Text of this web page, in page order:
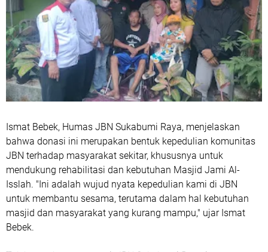
Ismat Bebek, Humas JBN Sukabumi Raya, menjelaskan
bahwa donasi ini merupakan bentuk kepedulian komunitas
JBN terhadap masyarakat sekitar, khususnya untuk
mendukung rehabilitasi dan kebutuhan Masjid Jami Al-
Isslah. "Ini adalah wujud nyata kepedulian kami di JBN
untuk membantu sesama, terutama dalam hal kebutuhan
masjid dan masyarakat yang kurang mampu," ujar Ismat
Bebek.